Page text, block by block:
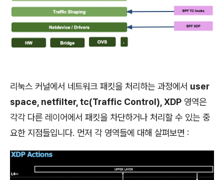
리눅스 커널에서 네트워크 패킷을 처리하는 과정에서 user
space, netfilter, tc(Traffic Control), XDP 영역은
각각 다른 레이어에서 패킷을 차단하거나 처리할 수 있는 중
요한 지점들입니다. 먼저 각 영역들에 대해 살펴보면 :